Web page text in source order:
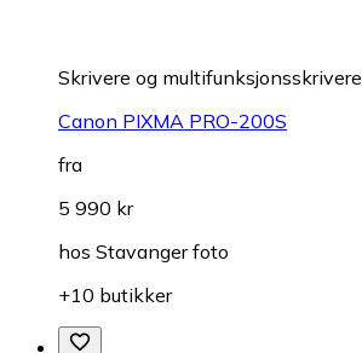
Skrivere og multifunksjonsskrivere
Canon PIXMA PRO-200S
fra
5 990 kr
hos Stavanger foto
+10 butikker